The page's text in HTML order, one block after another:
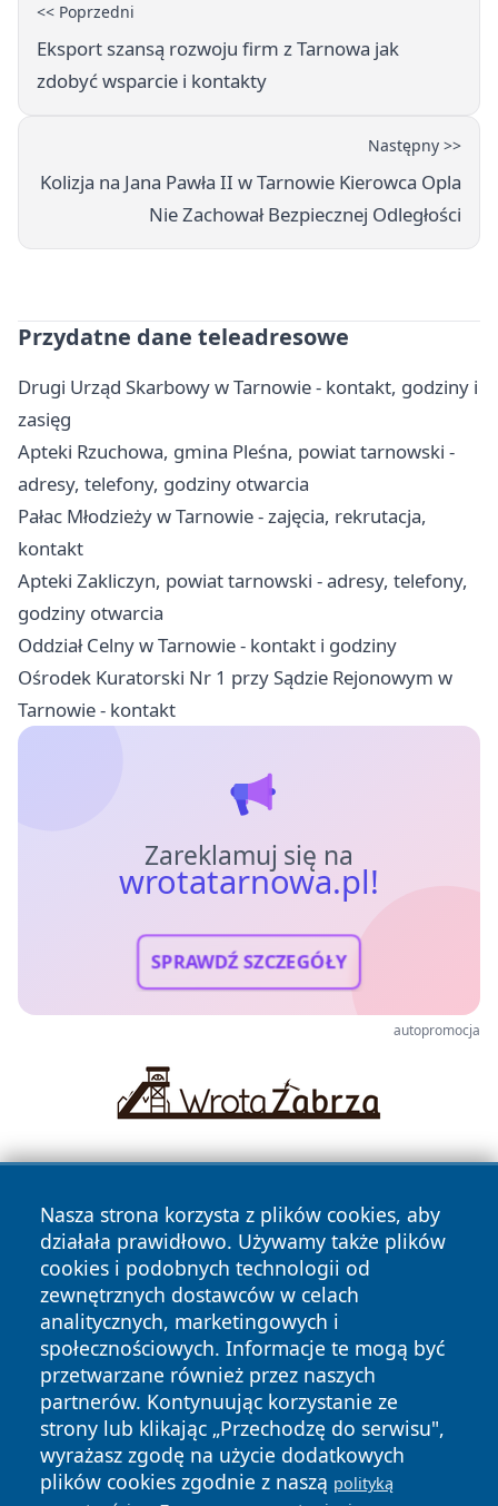
<< Poprzedni
Eksport szansą rozwoju firm z Tarnowa jak
zdobyć wsparcie i kontakty
Następny >>
Kolizja na Jana Pawła II w Tarnowie Kierowca Opla
Nie Zachował Bezpiecznej Odległości
Przydatne dane teleadresowe
Drugi Urząd Skarbowy w Tarnowie - kontakt, godziny i
zasięg
Apteki Rzuchowa, gmina Pleśna, powiat tarnowski -
adresy, telefony, godziny otwarcia
Pałac Młodzieży w Tarnowie - zajęcia, rekrutacja,
kontakt
Apteki Zakliczyn, powiat tarnowski - adresy, telefony,
godziny otwarcia
Oddział Celny w Tarnowie - kontakt i godziny
Ośrodek Kuratorski Nr 1 przy Sądzie Rejonowym w
Tarnowie - kontakt
Zareklamuj się na
wrotatarnowa.pl!
SPRAWDŹ SZCZEGÓŁY
autopromocja
Nasza strona korzysta z plików cookies, aby
działała prawidłowo. Używamy także plików
cookies i podobnych technologii od
zewnętrznych dostawców w celach
analitycznych, marketingowych i
społecznościowych. Informacje te mogą być
przetwarzane również przez naszych
partnerów. Kontynuując korzystanie ze
strony lub klikając „Przechodzę do serwisu",
wyrażasz zgodę na użycie dodatkowych
plików cookies zgodnie z naszą polityką
Copyright © 2026 wrotatarnowa.pl Wszystkie prawa
zastrzeżone.
News Autorzy
Polityka
Prywatności
Polityka
Cookies